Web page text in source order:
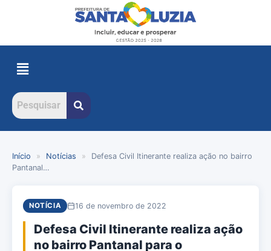
Início » Notícias »
Defesa Civil Itinerante realiza ação no bairro
Pantanal…
NOTÍCIA 16 de novembro de 2022
Defesa Civil Itinerante realiza ação
no bairro Pantanal para o